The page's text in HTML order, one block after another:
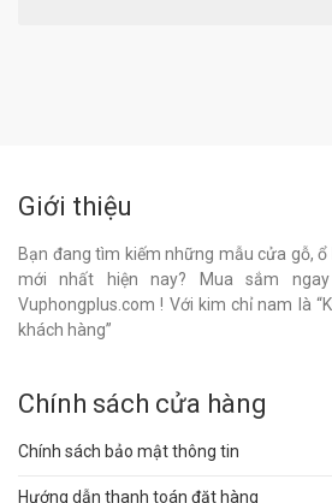
Giới thiệu
Bạn đang tìm kiếm những mẫu cửa gỗ,
mới nhất hiện nay? Mua sắm
Vuphongplus.com ! Với kim chỉ nam là
khách hàng”
Chính sách cửa hàng
Chính sách bảo mật thông tin
Hướng dẫn thanh toán đặt hàng